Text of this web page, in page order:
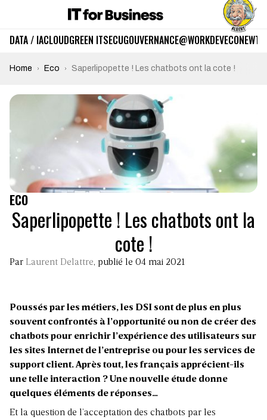
DATA / IACLOUDGREEN ITSECUGOUVERNANCE@WORKDEVECO
Home Eco Saperlipopette ! Les chatbots ont la cote !
ECO
Saperlipopette ! Les chatbots ont la
cote !
Par Laurent Delattre, publié le 04 mai 2021
Poussés par les métiers, les DSI sont de plus en plus
souvent confrontés à l’opportunité ou non de créer des
chatbots pour enrichir l’expérience des utilisateurs sur
les sites Internet de l’entreprise ou pour les services de
support client. Après tout, les français apprécient-ils
une telle interaction ? Une nouvelle étude donne
quelques éléments de réponses…
Et la question de l’acceptation des chatbots par les